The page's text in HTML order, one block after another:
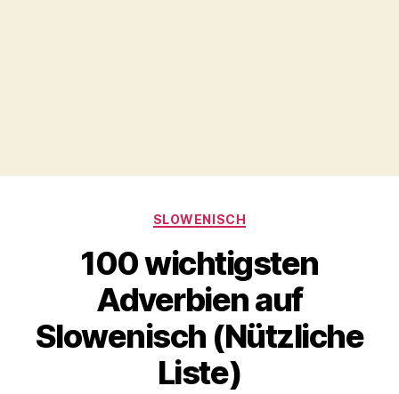
Categories
SLOWENISCH
100 wichtigsten
Adverbien auf
Slowenisch (Nützliche
Liste)